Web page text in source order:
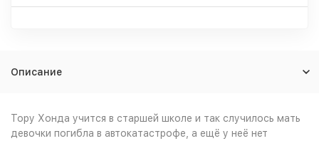
Описание
Тору Хонда учится в старшей школе и так случилось мать
девочки погибла в автокатастрофе, а ещё у неё нет